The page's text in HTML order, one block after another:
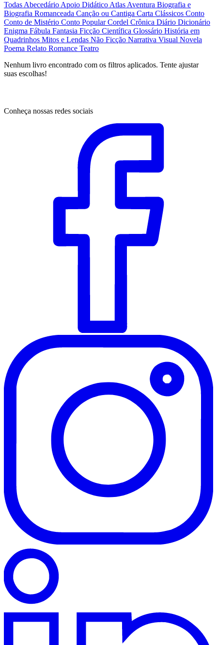
TodasAbecedárioApoio DidáticoAtlasAventura Biografia e
Biografia Romanceada Canção ou Cantiga Carta Clássicos Conto
Conto de Mistério Conto PopularCordel Crônica Diário Dicionário
Enigma Fábula Fantasia Ficção Científica Glossário História em
Quadrinhos Mitos e Lendas Não Ficção Narrativa Visual Novela
Poema Relato Romance Teatro
Nenhum livro encontrado com os filtros aplicados. Tente ajustar
suas escolhas!
Conheça nossas redes sociais